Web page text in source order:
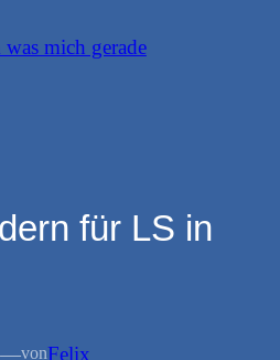
mich gerade
für LS in
—vonFelix